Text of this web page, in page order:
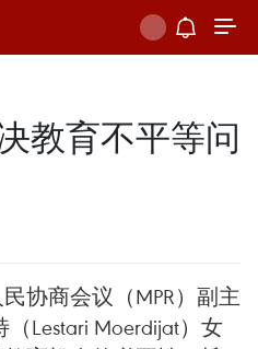
教育不平等问
协商会议（MPR）副主
Lestari Moerdijat）女